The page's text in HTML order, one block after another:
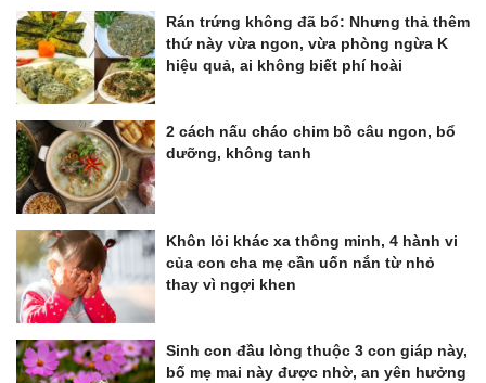
Rán trứng không đã bổ: Nhưng thả thêm
thứ này vừa ngon, vừa phòng ngừa K
hiệu quả, ai không biết phí hoài
2 cách nấu cháo chim bồ câu ngon, bổ
dưỡng, không tanh
Khôn lỏi khác xa thông minh, 4 hành vi
của con cha mẹ cần uốn nắn từ nhỏ
thay vì ngợi khen
Sinh con đầu lòng thuộc 3 con giáp này,
bố mẹ mai này được nhờ, an yên hưởng